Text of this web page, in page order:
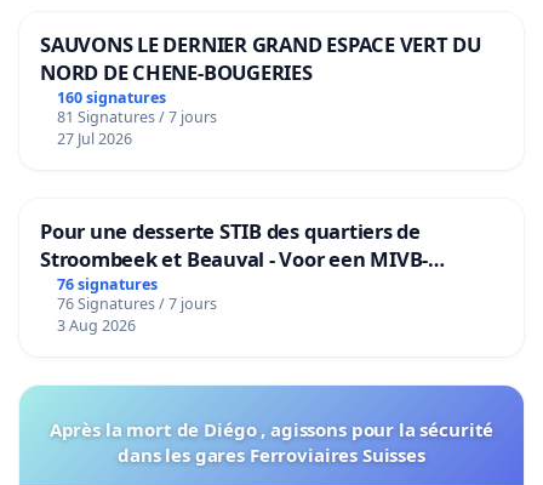
SAUVONS LE DERNIER GRAND ESPACE VERT DU
NORD DE CHENE-BOUGERIES
160 signatures
81 Signatures / 7 jours
27 Jul 2026
Pour une desserte STIB des quartiers de
Stroombeek et Beauval - Voor een MIVB-
bediening van de wijken Strombeek en Het
Voor
76 signatures
76 Signatures / 7 jours
3 Aug 2026
Après la mort de Diégo , agissons pour la sécurité
dans les gares Ferroviaires Suisses